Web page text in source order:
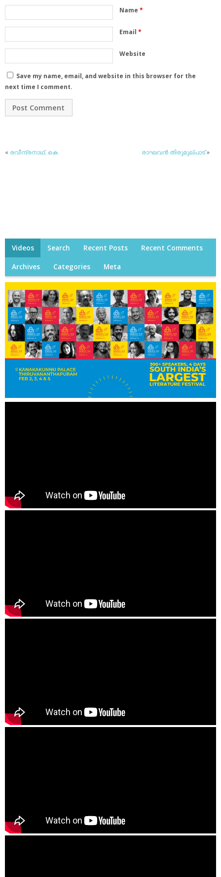
Name *
Email *
Website
Save my name, email, and website in this browser for the
next time I comment.
« രവീന്ദ്രനാഥ്. കെ രാഘവന്‍ തിരുമുല്പാട്»
Videos Search Recent Posts Recent Comments
Archives Categories Meta